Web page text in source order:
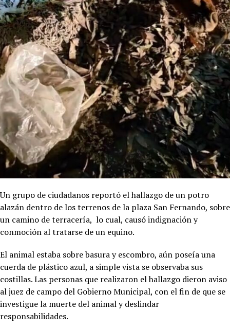
Un grupo de ciudadanos reportó el hallazgo de un potro
alazán dentro de los terrenos de la plaza San Fernando, sobre
un camino de terracería, lo cual, causó indignación y
conmoción al tratarse de un equino.
El animal estaba sobre basura y escombro, aún poseía una
cuerda de plástico azul, a simple vista se observaba sus
costillas. Las personas que realizaron el hallazgo dieron aviso
al juez de campo del Gobierno Municipal, con el fin de que se
investigue la muerte del animal y deslindar
responsabilidades.